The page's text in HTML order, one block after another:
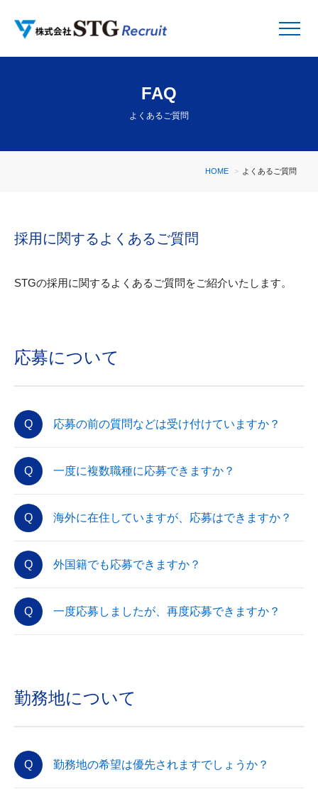
FAQ
よくあるご質問
HOME よくあるご質問
採用に関するよくあるご質問
STGの採用に関するよくあるご質問をご紹介いたします。
応募について
応募の前の質問などは受け付けていますか？
一度に複数職種に応募できますか？
海外に在住していますが、応募はできますか？
外国籍でも応募できますか？
一度応募しましたが、再度応募できますか？
勤務地について
勤務地の希望は優先されますでしょうか？